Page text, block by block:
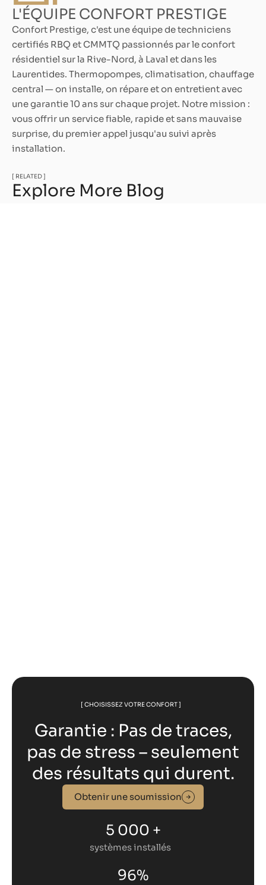
L'ÉQUIPE CONFORT PRESTIGE
Confort Prestige, c'est une équipe de techniciens
certifiés RBQ et CMMTQ passionnés par le confort
résidentiel sur la Rive-Nord, à Laval et dans les
Laurentides. Thermopompes, climatisation, chauffage
central — on installe, on répare et on entretient avec
une garantie 10 ans sur chaque projet. Notre mission :
vous offrir un service fiable, rapide et sans mauvaise
surprise, du premier appel jusqu'au suivi après
installation.
[ RELATED ]
Explore More Blog
[ CHOISISSEZ VOTRE CONFORT ]
Garantie : Pas de traces,
pas de stress – seulement
des résultats qui durent.
Obtenir une soumission
5 000 +
systèmes installés
96%